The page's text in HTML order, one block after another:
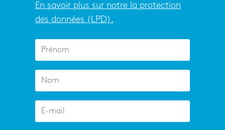
En savoir plus sur notre la protection
des données (LPD).